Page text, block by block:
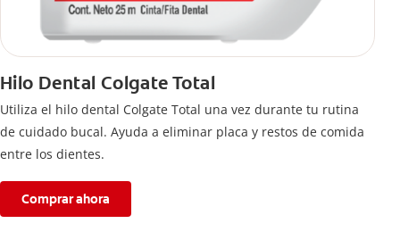
Hilo Dental Colgate Total
Utiliza el hilo dental Colgate Total una vez durante tu rutina
de cuidado bucal. Ayuda a eliminar placa y restos de comida
entre los dientes.
Comprar ahora